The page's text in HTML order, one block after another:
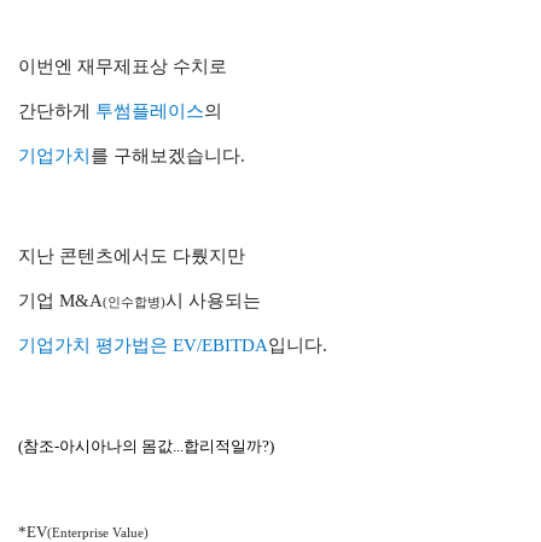
이번엔 재무제표상 수치로
간단하게 투썸플레이스의
기업가치 를 구해보겠습니다.
지난 콘텐츠에서도 다뤘지만
기업 M&A(인수합병)시 사용되는
기업가치 평가법은 EV/EBITDA입니다.
(참조-아시아나의 몸값...합리적일까?)
*EV(Enterprise Value)